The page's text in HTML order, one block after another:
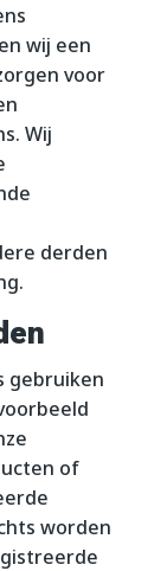
wij een
voor
Wij
derden
gebruiken
of
worden